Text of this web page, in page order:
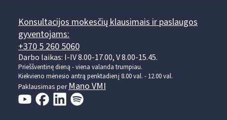
Konsultacijos mokesčių klausimais ir paslaugos
gyventojams:
+370 5 260 5060
Darbo laikas: I-IV 8.00-17.00, V 8.00-15.45.
Prieššventinę dieną - viena valanda trumpiau.
Kiekvieno mėnesio antrą penktadienį 8.00 val. - 12.00 val.
Paklausimas per Mano VMI